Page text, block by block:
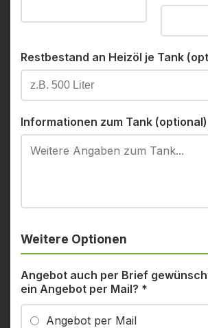
Restbestand an Heizöl je Tank
Informationen zum Tank (optional)
Weitere Optionen
Angebot auch per Brief
ein Angebot per Mail? *
Angebot per Mail